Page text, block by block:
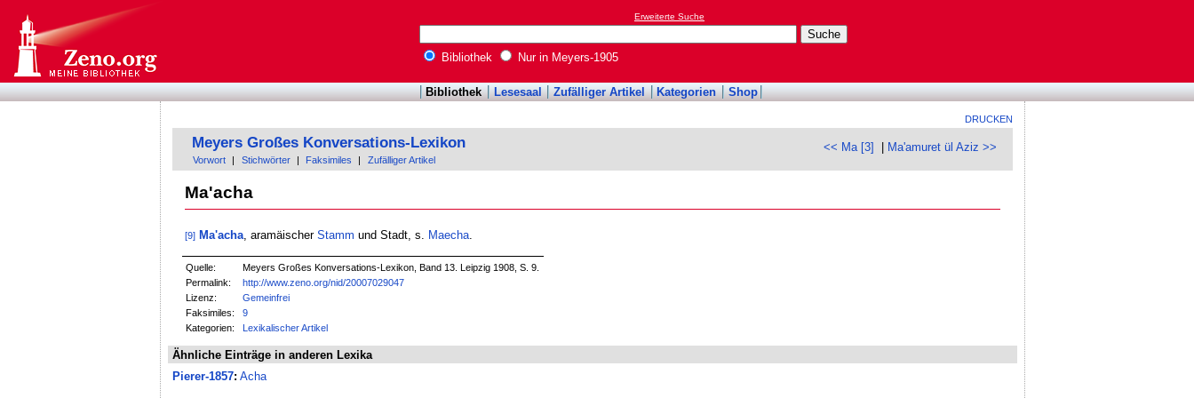
Erweiterte Suche
Bibliothek Nur in Meyers-1905
Bibliothek Lesesaal Zufälliger Artikel Kategorien Shop
DRUCKEN
<< Ma [3] Ma'amuret ül Aziz >>
Meyers Großes Konversations-Lexikon
Vorwort Stichwörter Faksimiles Zufälliger Artikel
Ma'acha
[9] Ma'acha, aramäischer Stamm und Stadt, s. Maecha.
Quelle:
Meyers Großes Konversations-Lexikon, Band 13. Leipzig 1908, S. 9.
Permalink:
http://www.zeno.org/nid/20007029047
Lizenz:
Gemeinfrei
Faksimiles:
9
Kategorien:
Lexikalischer Artikel
Ähnliche Einträge in anderen Lexika
Pierer-1857: Acha